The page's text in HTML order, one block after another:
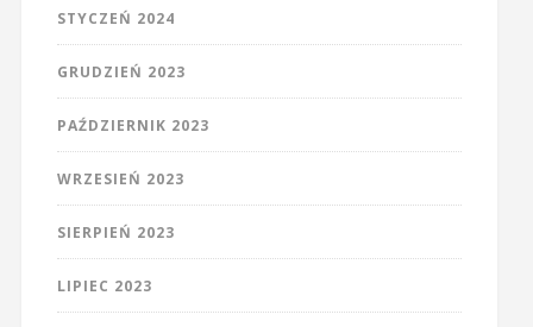
STYCZEŃ 2024
GRUDZIEŃ 2023
PAŹDZIERNIK 2023
WRZESIEŃ 2023
SIERPIEŃ 2023
LIPIEC 2023